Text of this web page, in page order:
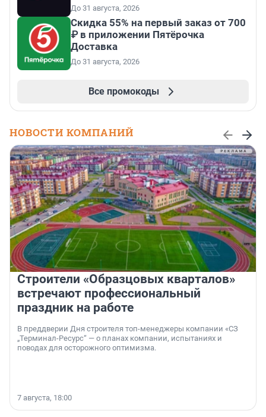
До 31 августа, 2026
Скидка 55% на первый заказ от 700
₽ в приложении Пятёрочка
Доставка
До 31 августа, 2026
Все промокоды
НОВОСТИ КОМПАНИЙ
Строители «Образцовых кварталов»
встречают профессиональный
праздник на работе
В преддверии Дня строителя топ-менеджеры компании «СЗ
„Терминал-Ресурс“ — о планах компании, испытаниях и
поводах для осторожного оптимизма.
7 августа, 18:00